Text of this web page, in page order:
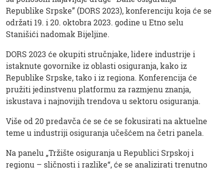
Republike Srpske” (DORS 2023), konferenciju koja će se
održati 19. i 20. oktobra 2023. godine u Etno selu
Stanišići nadomak Bijeljine.
DORS 2023 će okupiti stručnjake, lidere industrije i
istaknute govornike iz oblasti osiguranja, kako iz
Republike Srpske, tako i iz regiona. Konferencija će
pružiti jedinstvenu platformu za razmjenu znanja,
iskustava i najnovijih trendova u sektoru osiguranja.
Više od 20 predavča će se će se fokusirati na aktuelne
teme u industriji osiguranja učešćem na četri panela.
Na panelu „Tržište osiguranja u Republici Srpskoj i
regionu – sličnosti i razlike“, će se analizirati trenutno